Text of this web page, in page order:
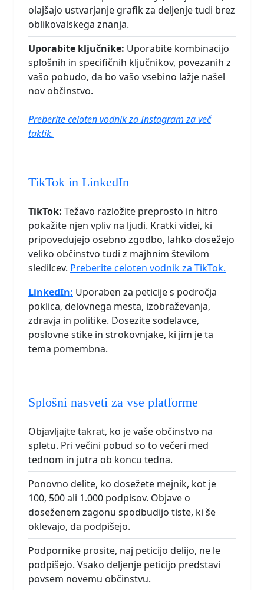
olajšajo ustvarjanje grafik za deljenje tudi brez
oblikovalskega znanja.
Uporabite ključnike: Uporabite kombinacijo
splošnih in specifičnih ključnikov, povezanih z
vašo pobudo, da bo vašo vsebino lažje našel
nov občinstvo.
Preberite celoten vodnik za Instagram za več
taktik.
TikTok in LinkedIn
TikTok: Težavo razložite preprosto in hitro
pokažite njen vpliv na ljudi. Kratki videi, ki
pripovedujejo osebno zgodbo, lahko dosežejo
veliko občinstvo tudi z majhnim številom
sledilcev. Preberite celoten vodnik za TikTok.
LinkedIn: Uporaben za peticije s področja
poklica, delovnega mesta, izobraževanja,
zdravja in politike. Dosezite sodelavce,
poslovne stike in strokovnjake, ki jim je ta
tema pomembna.
Splošni nasveti za vse platforme
Objavljajte takrat, ko je vaše občinstvo na
spletu. Pri večini pobud so to večeri med
tednom in jutra ob koncu tedna.
Ponovno delite, ko dosežete mejnik, kot je
100, 500 ali 1.000 podpisov. Objave o
doseženem zagonu spodbudijo tiste, ki še
oklevajo, da podpišejo.
Podpornike prosite, naj peticijo delijo, ne le
podpišejo. Vsako deljenje peticijo predstavi
povsem novemu občinstvu.